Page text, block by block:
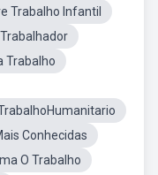
Trabalho Infantil
Trabalho
Conhecidas
O Trabalho